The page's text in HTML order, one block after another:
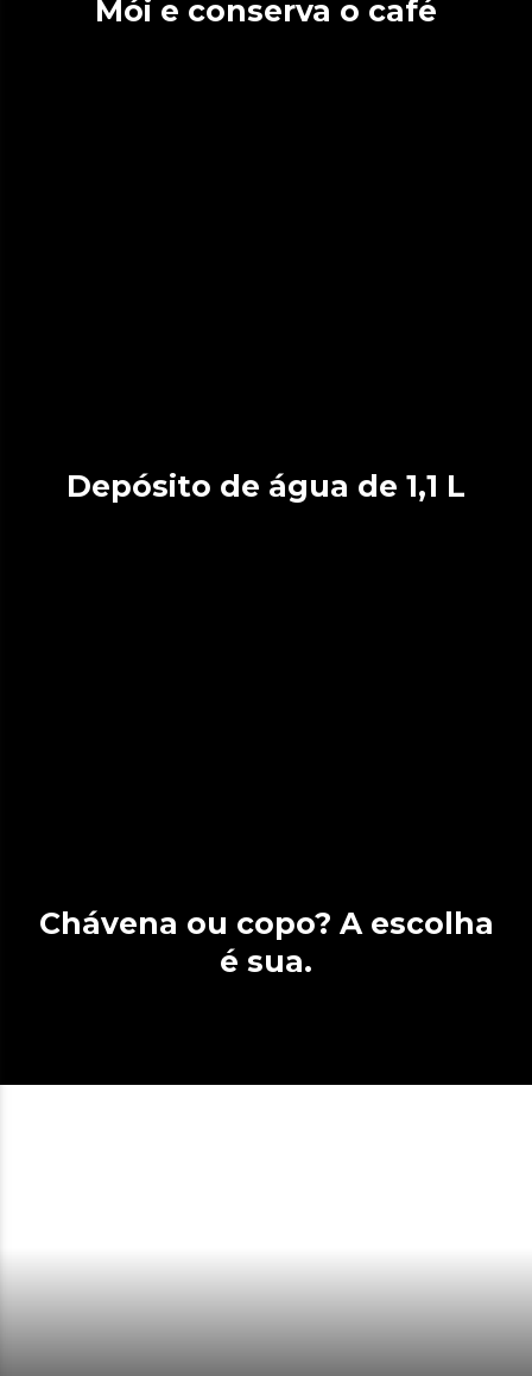
Mói e conserva o café
Depósito de água de 1,1 L
Chávena ou copo? A escolha
é sua.